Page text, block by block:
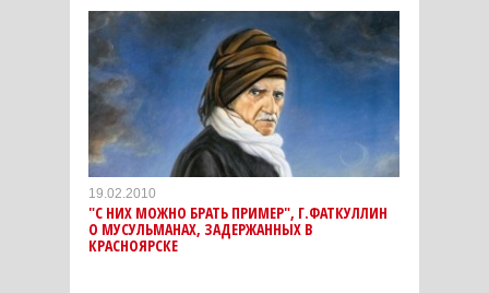
19.02.2010
"С НИХ МОЖНО БРАТЬ ПРИМЕР", Г.ФАТКУЛЛИН
О МУСУЛЬМАНАХ, ЗАДЕРЖАННЫХ В
КРАСНОЯРСКЕ